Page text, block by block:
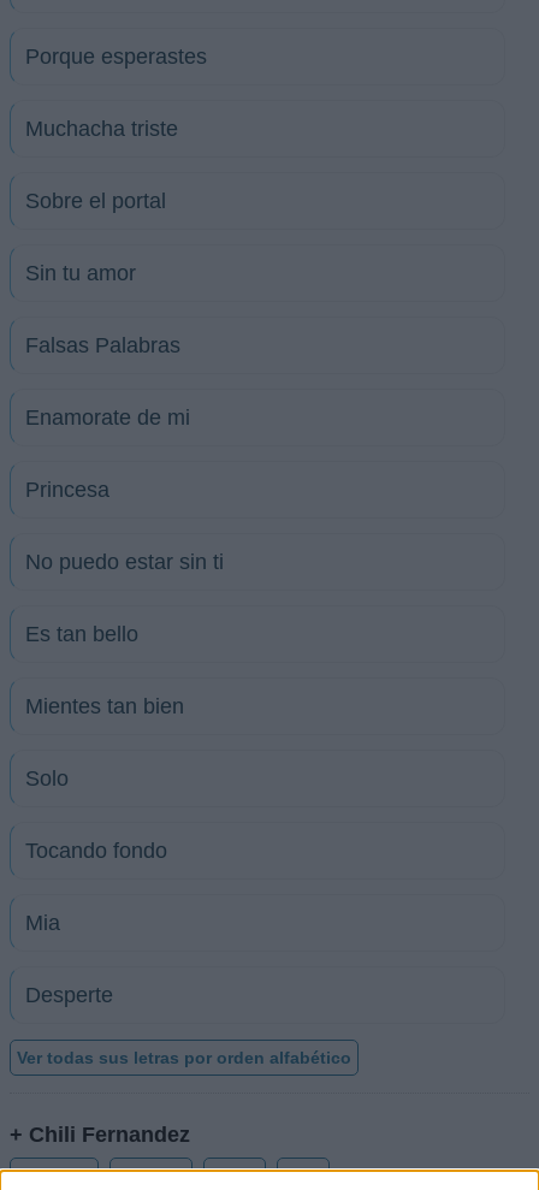
Porque esperastes
Muchacha triste
Sobre el portal
Sin tu amor
Falsas Palabras
Enamorate de mi
Princesa
No puedo estar sin ti
Es tan bello
Mientes tan bien
Solo
Tocando fondo
Mia
Desperte
Ver todas sus letras por orden alfabético
+ Chili Fernandez
Biografía Ranking Fotos Foro